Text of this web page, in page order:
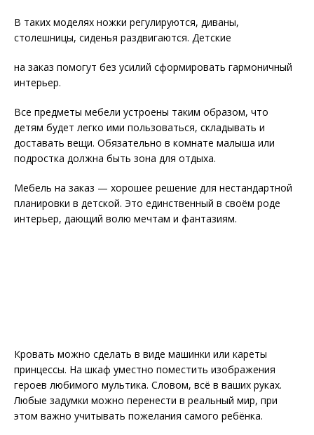
В таких моделях ножки регулируются, диваны,
столешницы, сиденья раздвигаются. Детские
на заказ помогут без усилий сформировать гармоничный
интерьер.
Все предметы мебели устроены таким образом, что
детям будет легко ими пользоваться, складывать и
доставать вещи. Обязательно в комнате малыша или
подростка должна быть зона для отдыха.
Мебель на заказ — хорошее решение для нестандартной
планировки в детской. Это единственный в своём роде
интерьер, дающий волю мечтам и фантазиям.
Кровать можно сделать в виде машинки или кареты
принцессы. На шкаф уместно поместить изображения
героев любимого мультика. Словом, всё в ваших руках.
Любые задумки можно перенести в реальный мир, при
этом важно учитывать пожелания самого ребёнка.